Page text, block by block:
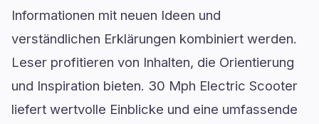
Informationen mit neuen Ideen und
verständlichen Erklärungen kombiniert werden.
Leser profitieren von Inhalten, die Orientierung
und Inspiration bieten. 30 Mph Electric Scooter
liefert wertvolle Einblicke und eine umfassende